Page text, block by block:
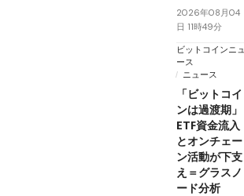
2026年08月04
日 11時49分
ビットコインニュ
ース
ニュース
「ビットコイ
ンは過渡期」
ETF資金流入
とオンチェー
ン活動が下支
え＝グラスノ
ード分析